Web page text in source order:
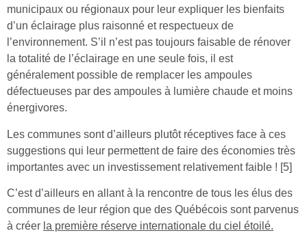
municipaux ou régionaux pour leur expliquer les bienfaits
d’un éclairage plus raisonné et respectueux de
l’environnement. S’il n’est pas toujours faisable de rénover
la totalité de l’éclairage en une seule fois, il est
généralement possible de remplacer les ampoules
défectueuses par des ampoules à lumière chaude et moins
énergivores.
Les communes sont d’ailleurs plutôt réceptives face à ces
suggestions qui leur permettent de faire des économies très
importantes avec un investissement relativement faible ! [5]
C’est d’ailleurs en allant à la rencontre de tous les élus des
communes de leur région que des Québécois sont parvenus
à créer la première réserve internationale du ciel étoilé.